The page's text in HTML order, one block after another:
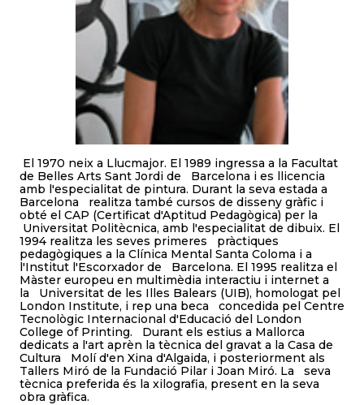
El 1970 neix a Llucmajor. El 1989 ingressa a la Facultat
de Belles Arts Sant Jordi de Barcelona i es llicencia
amb l'especialitat de pintura. Durant la seva estada a
Barcelona realitza també cursos de disseny gràfic i
obté el CAP (Certificat d'Aptitud Pedagògica) per la
Universitat Politècnica, amb l'especialitat de dibuix. El
1994 realitza les seves primeres pràctiques
pedagògiques a la Clínica Mental Santa Coloma i a
l'Institut l'Escorxador de Barcelona. El 1995 realitza el
Màster europeu en multimèdia interactiu i internet a
la Universitat de les Illes Balears (UIB), homologat pel
London Institute, i rep una beca concedida pel Centre
Tecnològic Internacional d'Educació del London
College of Printing. Durant els estius a Mallorca
dedicats a l'art aprèn la tècnica del gravat a la Casa de
Cultura Molí d'en Xina d'Algaida, i posteriorment als
Tallers Miró de la Fundació Pilar i Joan Miró. La seva
tècnica preferida és la xilografia, present en la seva
obra gràfica.